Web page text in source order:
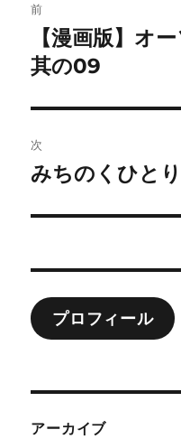
稿
ナ
ビ
ゲ
ー
シ
ン
前
の
稿:
【漫画版】オ
其の09
次
次
投
みちのくひと
プロフィール
アーカイブ